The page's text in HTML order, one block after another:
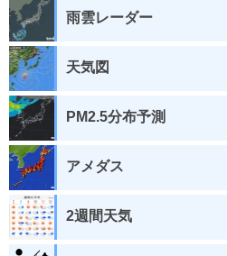
雨雲レーダー
天気図
PM2.5分布予測
アメダス
2週間天気